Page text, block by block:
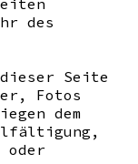
des
Seite
Fotos
dem
oder